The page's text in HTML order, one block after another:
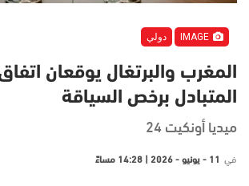
دولي
المغرب والبرتغال يوقعان
المتبادل برخص السياقة
ميديا أونكيت 24
في 11 - يونيو - 2026 | 14:28 مساءً